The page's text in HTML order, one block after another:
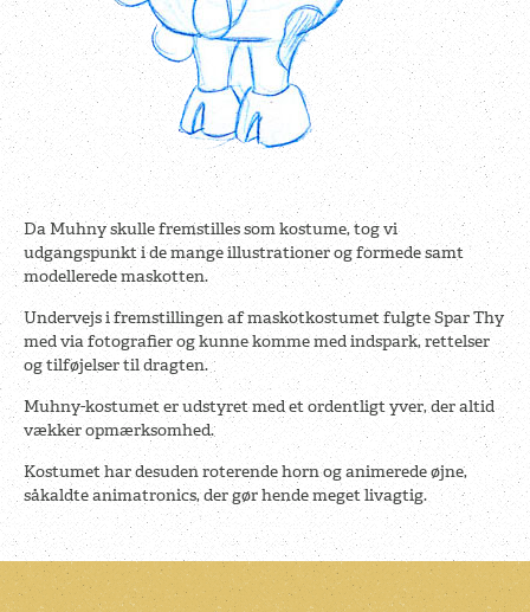
Da Muhny skulle fremstilles som kostume, tog vi
udgangspunkt i de mange illustrationer og formede samt
modellerede maskotten.
Undervejs i fremstillingen af maskotkostumet fulgte Spar Thy
med via fotografier og kunne komme med indspark, rettelser
og tilføjelser til dragten.
Muhny-kostumet er udstyret med et ordentligt yver, der altid
vækker opmærksomhed.
Kostumet har desuden roterende horn og animerede øjne,
såkaldte animatronics, der gør hende meget livagtig.